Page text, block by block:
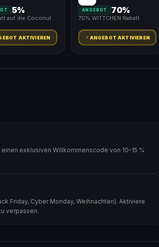
5%
auf die Coconut
AKTIVIEREN
ANGEBOT 70%
70% WITTCHEN Rabatt
ANGEBOT AKTIVIEREN
exklusiven Willkommenscode von 10–15 %
Friday, Cyber Monday, Weihnachten). Aktiviere
verpassen.